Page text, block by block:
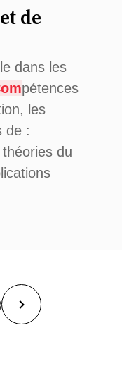
de
dans les
pétences
les
de :
théories du